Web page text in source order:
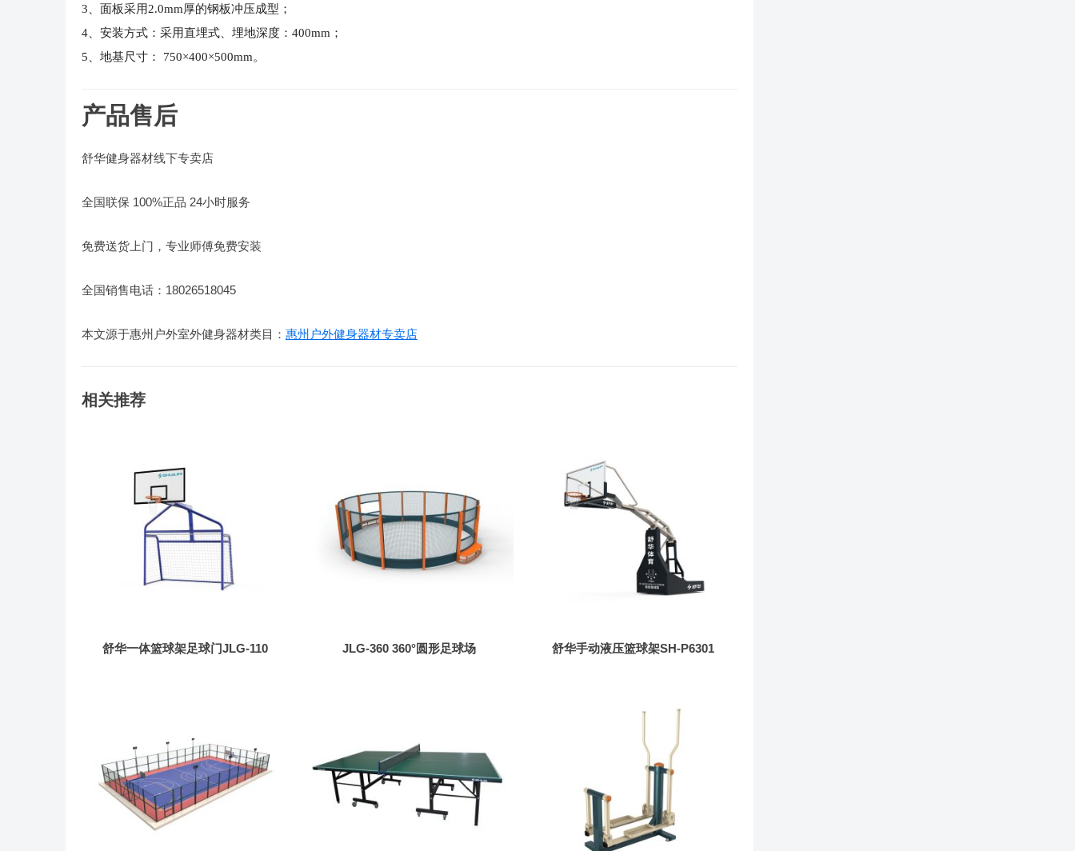
3、面板采用2.0mm厚的钢板冲压成型；
4、安装方式：采用直埋式、埋地深度：400mm；
5、地基尺寸： 750×400×500mm。
产品售后
舒华健身器材线下专卖店
全国联保 100%正品 24小时服务
免费送货上门，专业师傅免费安装
全国销售电话：18026518045
本文源于惠州户外室外健身器材类目： 惠州户外健身器材专卖店
相关推荐
舒华一体篮球架足球门JLG-110 JLG-360 360°圆形足球场 舒华手动液压篮球架SH-P6301